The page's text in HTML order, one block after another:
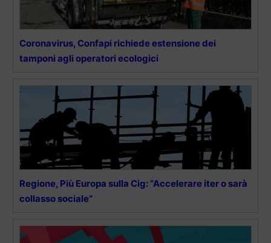
Coronavirus, Confapi richiede estensione dei
tamponi agli operatori ecologici
Regione, Più Europa sulla Cig: “Accelerare iter o sarà
collasso sociale”